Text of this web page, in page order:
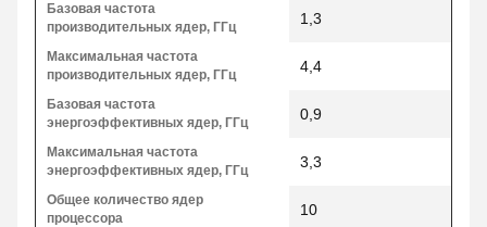
Базовая частота
производительных ядер, ГГц
1,3
Максимальная частота
производительных ядер, ГГц
4,4
Базовая частота
энергоэффективных ядер, ГГц
0,9
Максимальная частота
энергоэффективных ядер, ГГц
3,3
Общее количество ядер
процессора
10